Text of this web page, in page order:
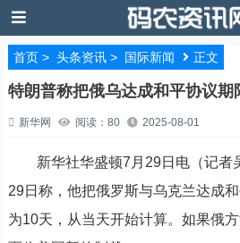
首页> 头条资讯> 国际新闻 正文
特朗普称把俄乌达成和平协议期
新华网 阅读：80 2025-08-01
新华社华盛顿7月29日电（记者
29日称，他把俄罗斯与乌克兰达成
为10天，从当天开始计算。如果俄